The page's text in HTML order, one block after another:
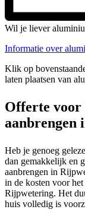
Wil je liever
Informatie over
Klik op
laten plaatsen van
Offerte voor
aanbrengen
Heb je genoeg
dan gemakkelijk en
aanbrengen in
in de kosten voor
Rijpwetering. Het
huis volledig is